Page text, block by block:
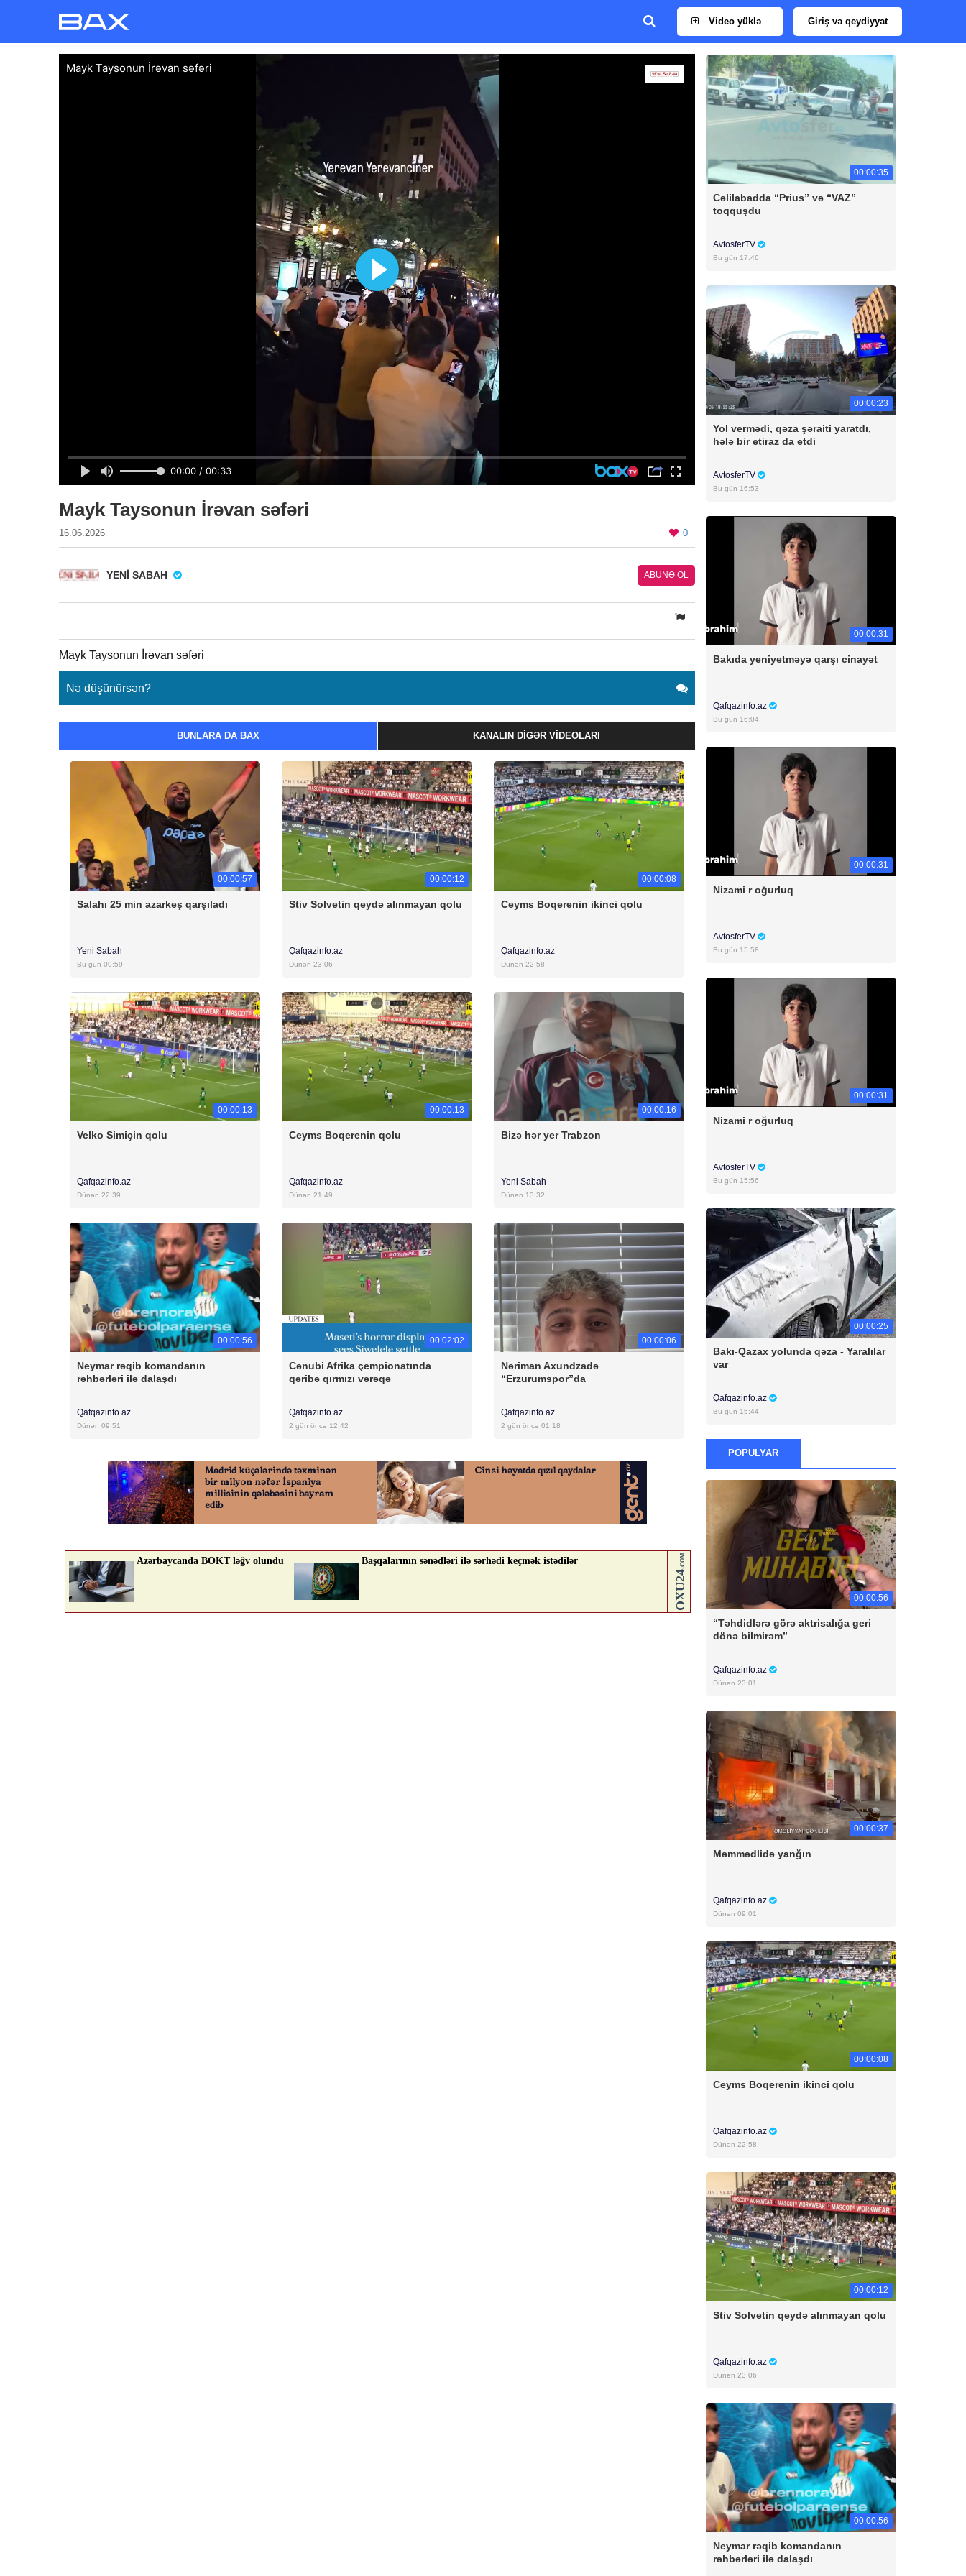
Video yüklə Giriş və qeydiyyat
Mayk Taysonun İrəvan səfəri
16.06.2026 0
YENI SABAH ABUNƏ OL
Mayk Taysonun İrəvan səfəri
Nə düşünürsən?
BUNLARA DA BAX KANALIN DIGƏR VIDEOLARI
00:00:57
Salahı 25 min azarkeş qarşıladı
Yeni Sabah
Bu gün 09:59
00:00:12
Stiv Solvetin qeydə alınmayan qolu
Qafqazinfo.az
Dünən 23:06
00:00:08
Ceyms Boqerenin ikinci qolu
Qafqazinfo.az
Dünən 22:58
00:00:13
Velko Simiçin qolu
Qafqazinfo.az
Dünən 22:39
00:00:13
Ceyms Boqerenin qolu
Qafqazinfo.az
Dünən 21:49
00:00:16
Bizə hər yer Trabzon
Yeni Sabah
Dünən 13:32
00:00:56
Neymar rəqib komandanın
rəhbərləri ilə dalaşdı
Qafqazinfo.az
Dünən 09:51
00:02:02
Cənubi Afrika çempionatında
qəribə qırmızı vərəqə
Qafqazinfo.az
2 gün öncə 12:42
00:00:06
Nəriman Axundzadə
“Erzurumspor”da
Qafqazinfo.az
2 gün öncə 01:18
00:00:35
Cəlilabadda “Prius” və “VAZ”
toqquşdu
AvtosferTV
Bu gün 17:46
00:00:23
Yol vermədi, qəza şəraiti yaratdı,
hələ bir etiraz da etdi
AvtosferTV
Bu gün 16:53
00:00:31
Bakıda yeniyetməyə qarşı cinayət
Qafqazinfo.az
Bu gün 16:04
00:00:31
Nizami r oğurluq
AvtosferTV
Bu gün 15:58
00:00:31
Nizami r oğurluq
AvtosferTV
Bu gün 15:56
00:00:25
Bakı-Qazax yolunda qəza - Yaralılar
var
Qafqazinfo.az
Bu gün 15:44
POPULYAR
00:00:56
“Təhdidlərə görə aktrisalığa geri
dönə bilmirəm”
Qafqazinfo.az
Dünən 23:01
00:00:37
Məmmədlidə yanğın
Qafqazinfo.az
Dünən 09:01
00:00:08
Ceyms Boqerenin ikinci qolu
Qafqazinfo.az
Dünən 22:58
00:00:12
Stiv Solvetin qeydə alınmayan qolu
Qafqazinfo.az
Dünən 23:06
00:00:56
Neymar rəqib komandanın
rəhbərləri ilə dalaşdı